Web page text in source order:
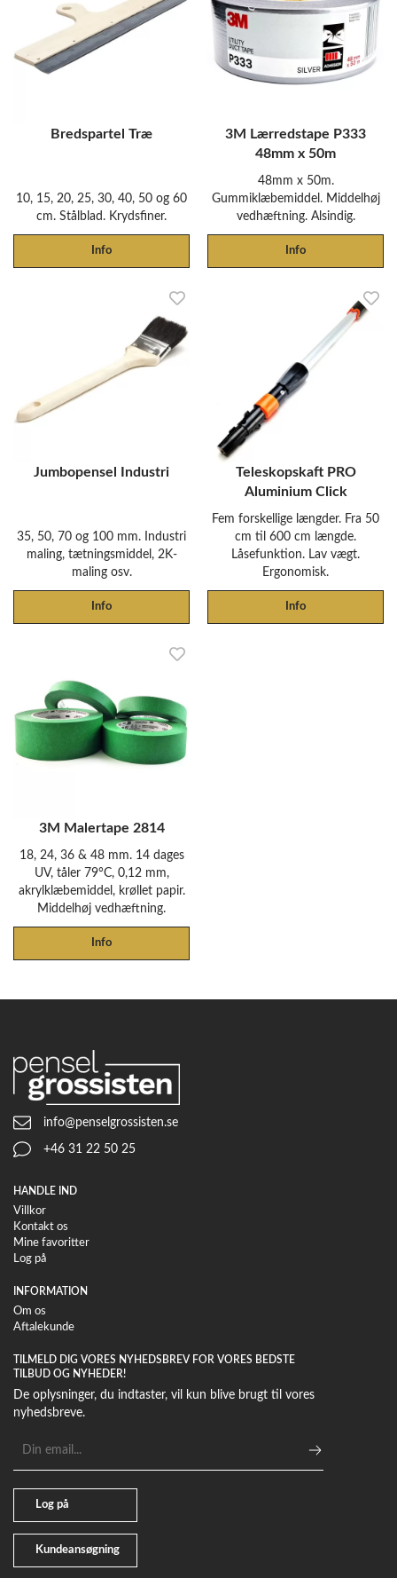
Bredspartel Træ
10, 15, 20, 25, 30, 40, 50 og 60
cm. Stålblad. Krydsfiner.
Info
3M Lærredstape P333
48mm x 50m
48mm x 50m.
Gummiklæbemiddel. Middelhøj
vedhæftning. Alsindig.
Info
Jumbopensel Industri
35, 50, 70 og 100 mm. Industri
maling, tætningsmiddel, 2K-
maling osv.
Info
Teleskopskaft PRO
Aluminium Click
Fem forskellige længder. Fra 50
cm til 600 cm længde.
Låsefunktion. Lav vægt.
Ergonomisk.
Info
3M Malertape 2814
18, 24, 36 & 48 mm. 14 dages
UV, tåler 79°C, 0,12 mm,
akrylklæbemiddel, krøllet papir.
Middelhøj vedhæftning.
Info
info@penselgrossisten.se
+46 31 22 50 25
HANDLE IND
Villkor
Kontakt os
Mine favoritter
Log på
INFORMATION
Om os
Aftalekunde
TILMELD DIG VORES NYHEDSBREV FOR VORES BEDSTE
TILBUD OG NYHEDER!
De oplysninger, du indtaster, vil kun blive brugt til vores
nyhedsbreve.
mailadresse
Kundeansøgning
Log på